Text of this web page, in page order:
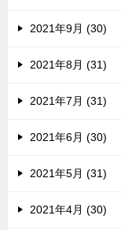
2021年9月 (30)
2021年8月 (31)
2021年7月 (31)
2021年6月 (30)
2021年5月 (31)
2021年4月 (30)